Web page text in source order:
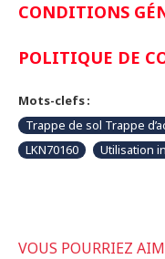
CONDITIONS
POLITIQUE DE
Mots-clefs :
Trappe de sol Trappe
LKN70160
Utilisation
VOUS POURRIEZ